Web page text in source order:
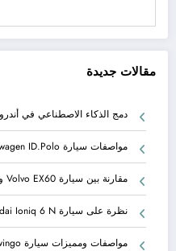
مقالات جديدة
دمج الذكاء الاصطناعي في
مواصفات سيارة Volkswagen ID.Polo الكهربائية 2026
مقارنة بين سيارة Volvo EX60 و BMW iX3 الكهربائية
نظرة على سيارة Hyundai Ioniq 6 N نسخة 2025 الكهربائية
مواصفات ومميزات سيارة Renault Twingo الكهربائية 2026